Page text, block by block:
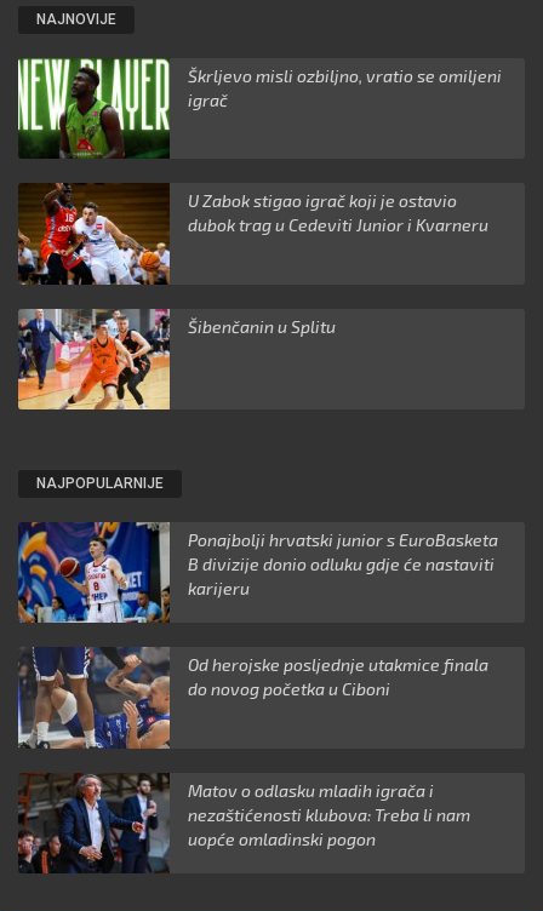
NAJNOVIJE
Škrljevo misli ozbiljno, vratio se omiljeni
igrač
U Zabok stigao igrač koji je ostavio
dubok trag u Cedeviti Junior i Kvarneru
Šibenčanin u Splitu
NAJPOPULARNIJE
Ponajbolji hrvatski junior s EuroBasketa
B divizije donio odluku gdje će nastaviti
karijeru
Od herojske posljednje utakmice finala
do novog početka u Ciboni
Matov o odlasku mladih igrača i
nezaštićenosti klubova: Treba li nam
uopće omladinski pogon